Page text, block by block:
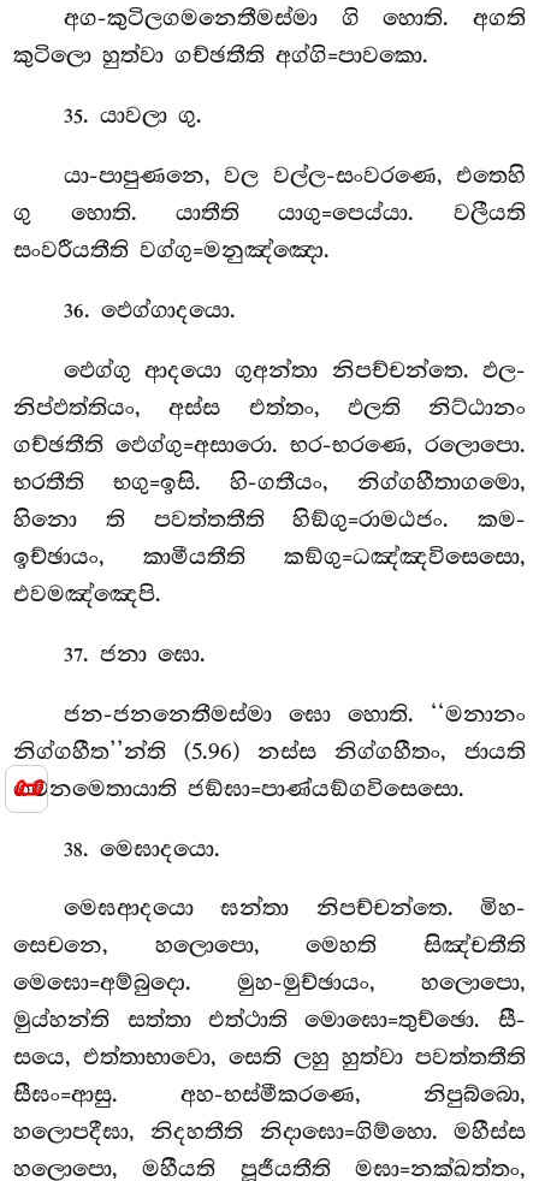
📜
අග-කුටිලගමනෙතීමස්මා ගි හොති. අගති
කුටිලො හුත්වා ගච්ඡතීති අග්ගි=පාවකො.
35. යාවලා ගු.
යා-පාපුණනෙ, වල වල්ල-සංවරණෙ, එතෙහි
ගු හොති. යාතීති යාගු=පෙය්යා. වලීයති
සංවරීයතීති වග්ගු=මනුඤ්ඤො.
36. ඵෙග්ගාදයො.
ඵෙග්ගුආදයො ගුඅන්තා නිපච්චන්තෙ. ඵල-
නිප්ඵත්තියං, අස්ස එත්තං, ඵලති නිට්ඨානං
ගච්ඡතීති ඵෙග්ගු=අසාරො. භර-භරණෙ, රලොපො.
භරතීති භගු=ඉසි. හි-ගතීයං, නිග්ගහීතාගමො,
හිනො ති පවත්තතීති හිඞ්ගු=රාමඨජං. කම-
ඉච්ඡායං, කාමීයතීති කඞ්ගු=ධඤ්ඤවිසෙසො,
එවමඤ්ඤෙපි.
37. ජනා ඝො.
ජන-ජනනෙතීමස්මා ඝො හොති. ‘‘මනානං
නිග්ගහීත’’න්ති (5.96) නස්ස නිග්ගහීතං, ජායති
ගමනමෙතායාති ජඞ්ඝා=පාණ්යඞ්ගවිසෙසො.
38. මෙඝාදයො.
මෙඝආදයො ඝන්තා නිපච්චන්තෙ. මිහ-
සෙචනෙ, හලොපො, මෙහති සිඤ්චතීති
මෙඝො=අම්බුදො. මුහ-මුච්ඡායං, හලොපො,
මුය්හන්ති සත්තා එත්ථාති මොඝො=තුච්ඡො. සී-
සයෙ, එත්තාභාවො, සෙති ලහු හුත්වා පවත්තතීති
සීඝං=ආසු. අහ-භස්මීකරණෙ, නිපුබ්බො,
හලොපදීඝා, නිදහතීති නිදාඝො=ගිම්හො. මහීස්ස
හලොපො, මහීයති පූජීයතීති මඝා=නක්ඛත්තං,